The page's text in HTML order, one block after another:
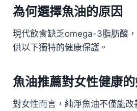
為何選擇魚油的原因
現代飲食缺乏omega-3脂肪酸
供以下獨特的健康保護。
魚油推薦對女性健康
對女性而言，純淨魚油不僅能